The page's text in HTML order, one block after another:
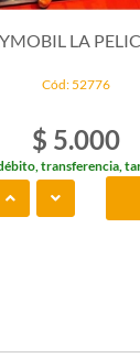
LA
Cód: 52776
$ 5.000
transferencia,